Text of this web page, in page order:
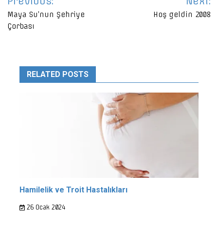
gezinmesi
Maya Su’nun Şehriye
Çorbası
Hoş geldin 2008
RELATED POSTS
Hamilelik ve Troit Hastalıkları
26 Ocak 2024